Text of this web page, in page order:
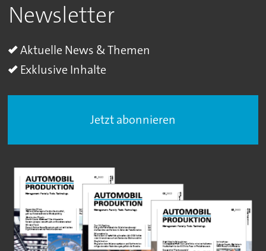
Newsletter
Aktuelle News & Themen
Exklusive Inhalte
Jetzt abonnieren